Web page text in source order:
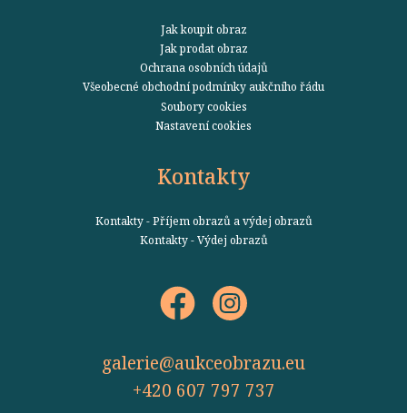
Jak koupit obraz
Jak prodat obraz
Ochrana osobních údajů
Všeobecné obchodní podmínky aukčního řádu
Soubory cookies
Nastavení cookies
Kontakty
Kontakty - Příjem obrazů a výdej obrazů
Kontakty - Výdej obrazů
galerie@aukceobrazu.eu
+420 607 797 737